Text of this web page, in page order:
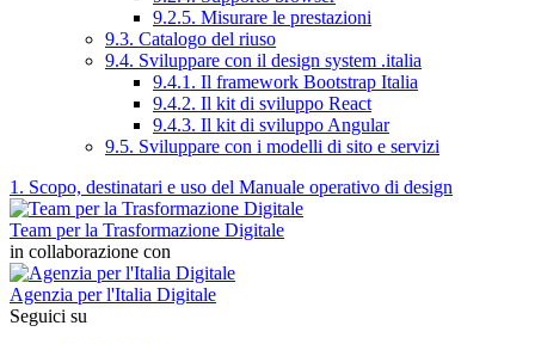
9.2.5. Misurare le prestazioni
9.3. Catalogo del riuso
9.4. Sviluppare con il design system .italia
9.4.1. Il framework Bootstrap Italia
9.4.2. Il kit di sviluppo React
9.4.3. Il kit di sviluppo Angular
9.5. Sviluppare con i modelli di sito e servizi
1. Scopo, destinatari e uso del Manuale operativo di design
Team per la Trasformazione Digitale
in collaborazione con
Agenzia per l'Italia Digitale
Seguici su